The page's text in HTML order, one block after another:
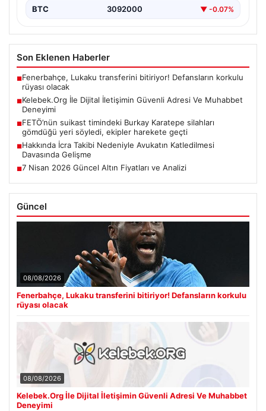
BTC 3092000 ▼ -0.07%
Son Eklenen Haberler
■Fenerbahçe, Lukaku transferini bitiriyor! Defansların korkulu
rüyası olacak
■Kelebek.Org İle Dijital İletişimin Güvenli Adresi Ve Muhabbet
Deneyimi
■FETÖ’nün suikast timindeki Burkay Karatepe silahları
gömdüğü yeri söyledi, ekipler harekete geçti
■Hakkında İcra Takibi Nedeniyle Avukatın Katledilmesi
Davasında Gelişme
■7 Nisan 2026 Güncel Altın Fiyatları ve Analizi
Güncel
08/08/2026
Fenerbahçe, Lukaku transferini bitiriyor! Defansların korkulu
rüyası olacak
08/08/2026
Kelebek.Org İle Dijital İletişimin Güvenli Adresi Ve Muhabbet
Deneyimi